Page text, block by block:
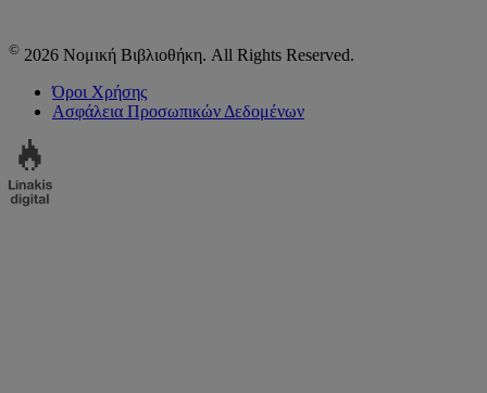
© 2026 Νομική Βιβλιοθήκη. All Rights Reserved.
Όροι Χρήσης
Ασφάλεια Προσωπικών Δεδομένων